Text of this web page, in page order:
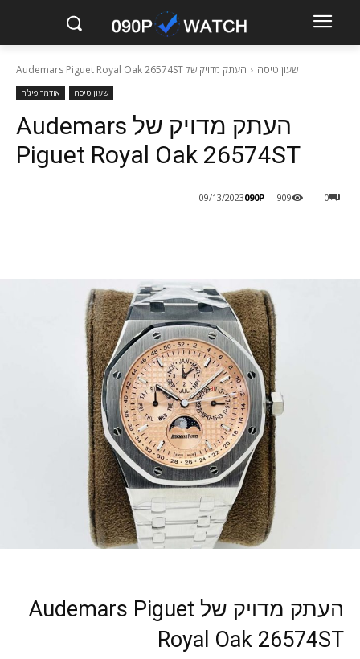
שעון טיסה העתק מדויק של Audemars Piguet Royal Oak 26574ST
שעון טיסה אודמר פיג'ה
העתק מדויק של Audemars
Piguet Royal Oak 26574ST
090P
09/13/2023 0
909
העתק מדויק של Audemars Piguet
Royal Oak 26574ST